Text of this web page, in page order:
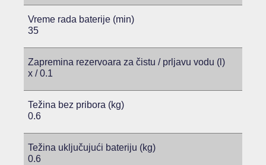
Vreme rada baterije (min)
35
Zapremina rezervoara za čistu / prljavu vodu (l)
x / 0.1
Težina bez pribora (kg)
0.6
Težina uključujući bateriju (kg)
0.6